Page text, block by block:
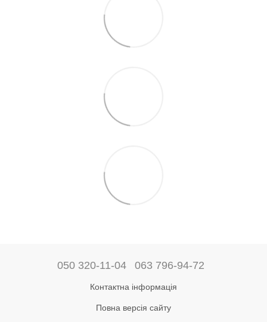
050 320-11-04 063 796-94-72
Контактна інформація
Повна версія сайту